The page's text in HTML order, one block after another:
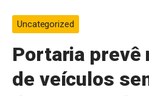
Uncategorized
Portaria prevê
de veículos